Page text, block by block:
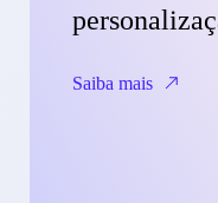
Saiba mais